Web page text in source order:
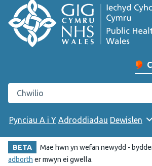
Chwilio gwefan Iechyd Cyhoeddus
Pynciau A i Y Adroddiadau Dewislen
BETA
Mae hwn yn wefan newydd -
adborth er mwyn ei gwella.